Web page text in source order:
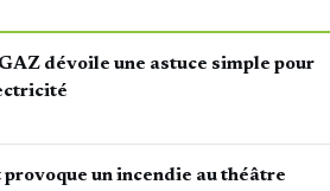
dévoile une astuce simple pour
un incendie au théâtre